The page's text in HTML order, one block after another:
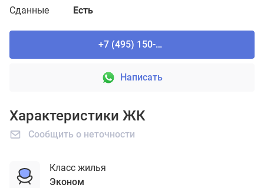
Сданные
Есть
+7 (495) 150-90-61
Написать
Характеристики ЖК
Сообщить о неточности
Класс жилья
эконом